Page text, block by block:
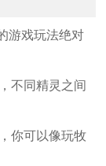
游戏玩法绝对
不同精灵之间
你可以像玩牧